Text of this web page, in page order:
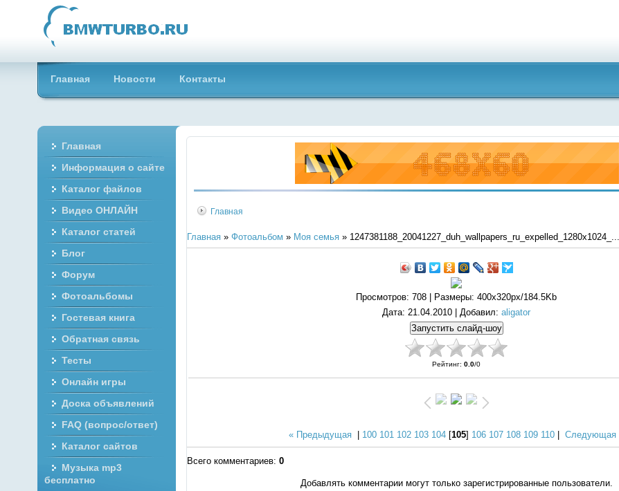
Главная Новости Контакты
Главная
Главная» Фотоальбом » Моя семья» 1247381188_20041227_duh_wallpapers_ru_expelled_1280x1024_...
Просмотров: 708 | Размеры: 400x320px/184.5Kb
Дата: 21.04.2010 | Добавил:aligator
Рейтинг:0.0/0
« Предыдущая | 100 101 102 103 104 [105] 106 107 108 109 110 |Следующая
Всего комментариев: 0
Добавлять комментарии могут только зарегистрированные пользователи.
Главная
Информация о сайте
Каталог файлов
Видео ОНЛАЙН
Каталог статей
Блог
Форум
Фотоальбомы
Гостевая книга
Обратная связь
Тесты
Онлайн игры
Доска объявлений
FAQ (вопрос/ответ)
Каталог сайтов
Музыка mp3
бесплатно